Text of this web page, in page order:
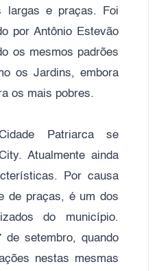
largas e praças. Foi
por Antônio Estevão
os mesmos padrões
os Jardins, embora
os mais pobres.
Patriarca se
Atualmente ainda
Por causa
de praças, é um dos
do município.
setembro, quando
nestas mesmas